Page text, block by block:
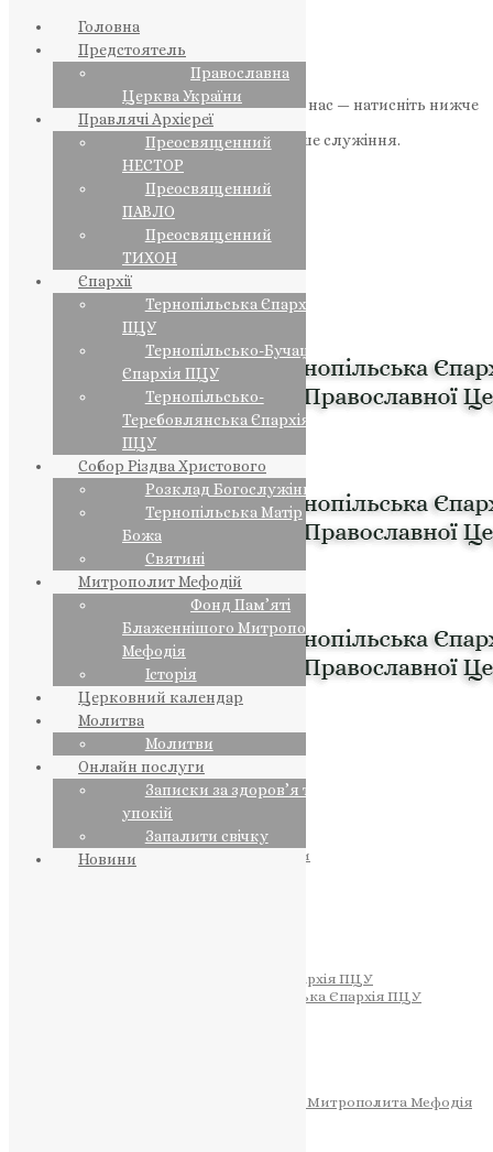
Якщо маєте можливість, підтримайте нас — натисніть нижче
«Пожертва».
Ваша допомога зміцнює наше служіння.
НАШ ТЕЛЕГРАМ
ПРЕДСТОЯТЕЛЬ
Православна Церква України
Тернопільсько-Бучацька Єпархія ПЦУ
Тернопільсько-Теребовлянська Єпархія ПЦУ
Фонд Пам’яті Блаженнішого Митрополита Мефодія
Головна
Предстоятель
Православна
Церква України
Правлячі Архієреї
Преосвященний
НЕСТОР
Преосвященний
ПАВЛО
Преосвященний
ТИХОН
Єпархії
Тернопільська Єпархія
ПЦУ
Тернопільсько-Бучацька
Єпархія ПЦУ
Тернопільсько-
Теребовлянська Єпархія
ПЦУ
Собор Різдва Христового
Розклад Богослужінь
Тернопільська Матір
Божа
Святині
Митрополит Мефодій
Фонд Пам’яті
Блаженнішого Митрополита
Мефодія
Історія
Церковний календар
Молитва
Молитви
Онлайн послуги
Записки за здоров’я та за
упокій
Запалити свічку
Новини